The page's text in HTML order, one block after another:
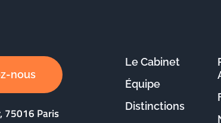
nous
75016 Paris
Le Cabinet
Équipe
Distinctions
Le site Féral est
COOKIE
Nous ne
vos données